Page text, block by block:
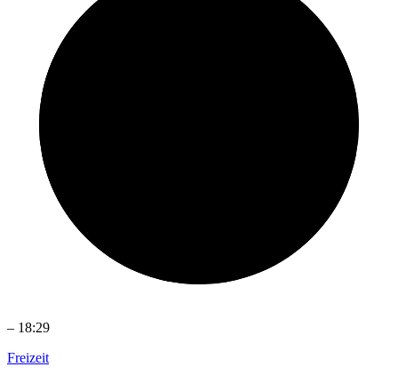
– 18:29
Freizeit